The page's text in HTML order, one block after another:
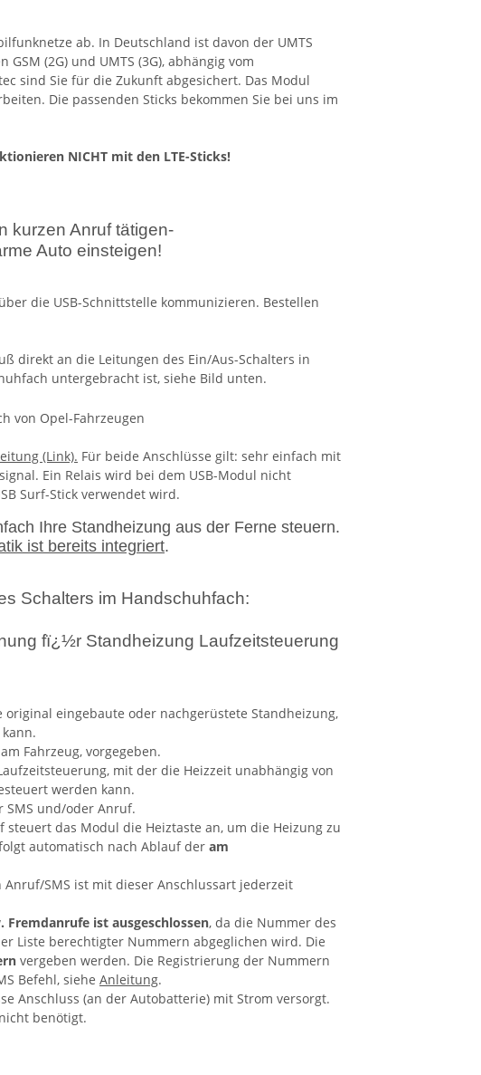
ab. In Deutschland ist davon der UMTS
(2G) und UMTS (3G), abhängig vom
sind Sie für die Zukunft abgesichert. Das Modul
Die passenden Sticks bekommen Sie bei uns im
NICHT mit den LTE-Sticks!
kurzen Anruf tätigen-
Auto einsteigen!
die USB-Schnittstelle kommunizieren. Bestellen
direkt an die Leitungen des Ein/Aus-Schalters in
untergebracht ist, siehe Bild unten.
(Link). Für beide Anschlüsse gilt: sehr einfach mit
Ein Relais wird bei dem USB-Modul nicht
Surf-Stick verwendet wird.
Ihre Standheizung aus der Ferne steuern.
ist bereits integriert.
Schalters im Handschuhfach:
eingebaute oder nachgerüstete Standheizung,
Fahrzeug, vorgegeben.
mit der die Heizzeit unabhängig von
werden kann.
SMS und/oder Anruf.
steuert das Modul die Heiztaste an, um die Heizung zu
automatisch nach Ablauf der am
SMS ist mit dieser Anschlussart jederzeit
Fremdanrufe ist ausgeschlossen, da die Nummer des
Liste berechtigter Nummern abgeglichen wird. Die
vergeben werden. Die Registrierung der Nummern
Befehl, siehe Anleitung.
Anschluss (an der Autobatterie) mit Strom versorgt.
benötigt.